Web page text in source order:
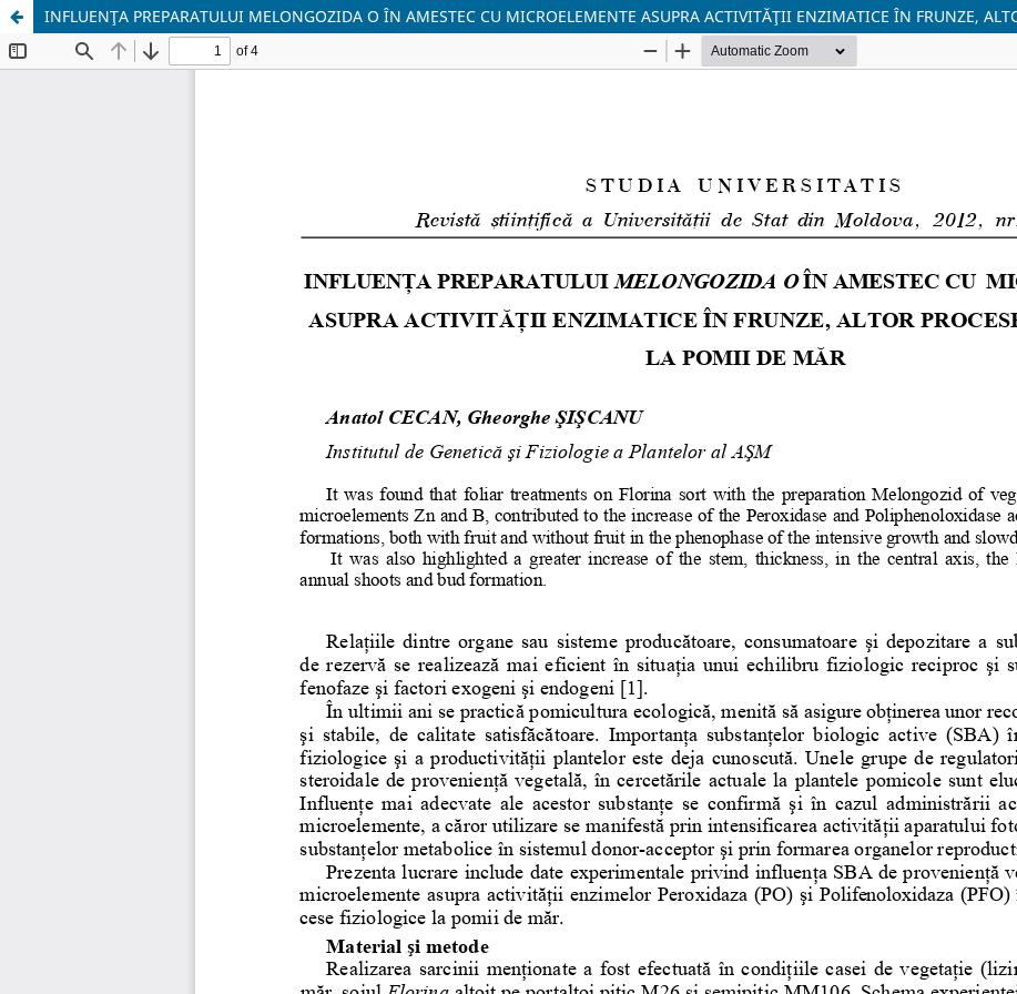
INFLUENŢA PREPARATULUI MELONGOZIDA O ÎN AMESTEC CU MICROELEMENTE ASUPRA ACTIVITĂŢII ENZIMATICE ÎN FRUNZE,